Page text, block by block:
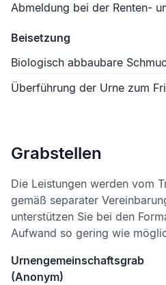
Abmeldung bei der Renten-
Beisetzung
Biologisch abbaubare
Überführung der Urne zum
Grabstellen
Die Leistungen werden vom
gemäß separater
unterstützen Sie bei den
Aufwand so gering wie
Urnengemeinschaftsgrab
(Anonym)